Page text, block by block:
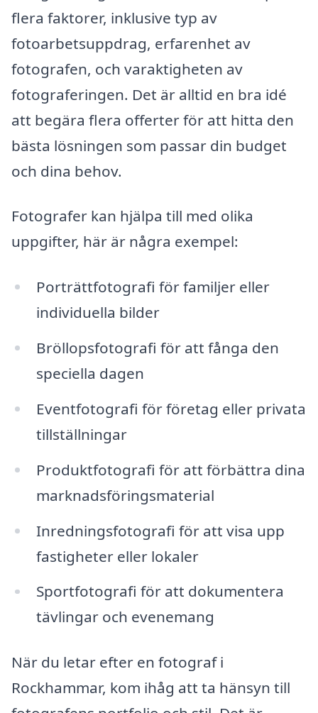
flera faktorer, inklusive typ av
fotoarbetsuppdrag, erfarenhet av
fotografen, och varaktigheten av
fotograferingen. Det är alltid en bra idé
att begära flera offerter för att hitta den
bästa lösningen som passar din budget
och dina behov.
Fotografer kan hjälpa till med olika
uppgifter, här är några exempel:
Porträttfotografi för familjer eller
individuella bilder
Bröllopsfotografi för att fånga den
speciella dagen
Eventfotografi för företag eller privata
tillställningar
Produktfotografi för att förbättra dina
marknadsföringsmaterial
Inredningsfotografi för att visa upp
fastigheter eller lokaler
Sportfotografi för att dokumentera
tävlingar och evenemang
När du letar efter en fotograf i
Rockhammar, kom ihåg att ta hänsyn till